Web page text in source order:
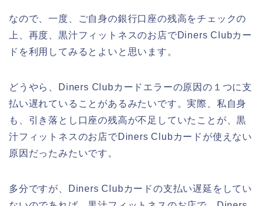
なので、一度、ご自身の銀行口座の残高をチェックの
上、再度、黒汁フィットネスのお店でDiners Clubカー
ドを利用してみるとよいと思います。
どうやら、Diners Clubカードエラーの原因の１つに支
払い遅れていることがあるみたいです。実際、私自身
も、引き落とし口座の残高が不足していたことが、黒
汁フィットネスのお店でDiners Clubカードが使えない
原因だったみたいです。
多分ですが、Diners Clubカードの支払い遅延をしてい